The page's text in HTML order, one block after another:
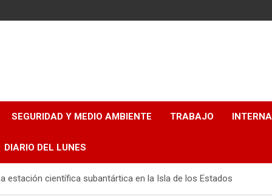
SEGURIDAD Y MEDIO AMBIENTE TRABAJO
DIARIO DEL LUNES
estación científica subantártica en la Isla de los Estados